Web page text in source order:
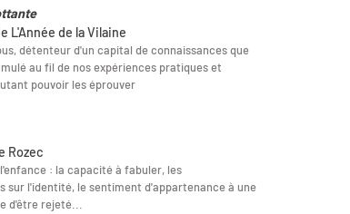
L'Année de la Vilaine
détenteur d'un capital de connaissances que
au fil de nos expériences pratiques et
pouvoir les éprouver
Rozec
: la capacité à fabuler, les
sur l'identité, le sentiment d'appartenance à une
d'être rejeté...